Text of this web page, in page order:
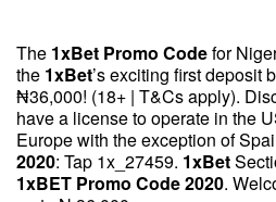
The 1xBet Promo Codefor
the 1xBet’s exciting first deposit
₦36,000! (18+ | T&Cs apply).
have a license to operate in the
Europe with the exception of
2020: Tap 1x_27459. 1xBet
1xBET Promo Code2020.